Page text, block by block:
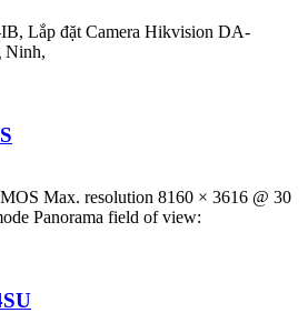
Lắp đặt Camera Hikvision DA-
Ninh,
Max. resolution 8160 × 3616 @ 30
Panorama field of view: